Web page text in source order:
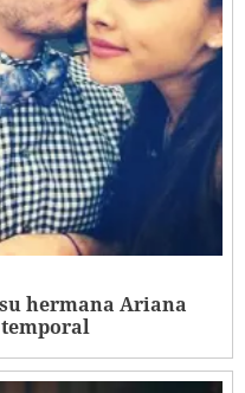
hermana Ariana